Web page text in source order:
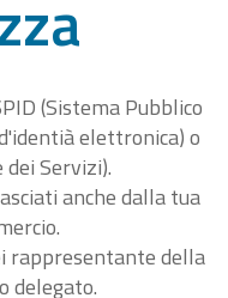
(Sistema Pubblico
elettronica) o
Servizi).
anche dalla tua
rappresentante della
delegato.